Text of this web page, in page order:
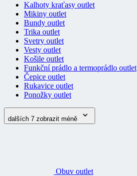
Kalhoty kraťasy outlet
Mikiny outlet
Bundy outlet
Trika outlet
Svetry outlet
Vesty outlet
Košile outlet
Funkční prádlo a termoprádlo outlet
Čepice outlet
Rukavice outlet
Ponožky outlet
dalších 7 zobrazit méně
Obuv outlet